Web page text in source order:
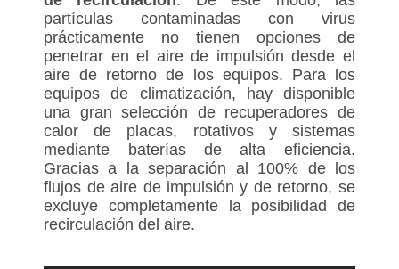
partículas contaminadas con virus
prácticamente no tienen opciones de
penetrar en el aire de impulsión desde el
aire de retorno de los equipos. Para los
equipos de climatización, hay disponible
una gran selección de recuperadores de
calor de placas, rotativos y sistemas
mediante baterías de alta eficiencia.
Gracias a la separación al 100% de los
flujos de aire de impulsión y de retorno, se
excluye completamente la posibilidad de
recirculación del aire.